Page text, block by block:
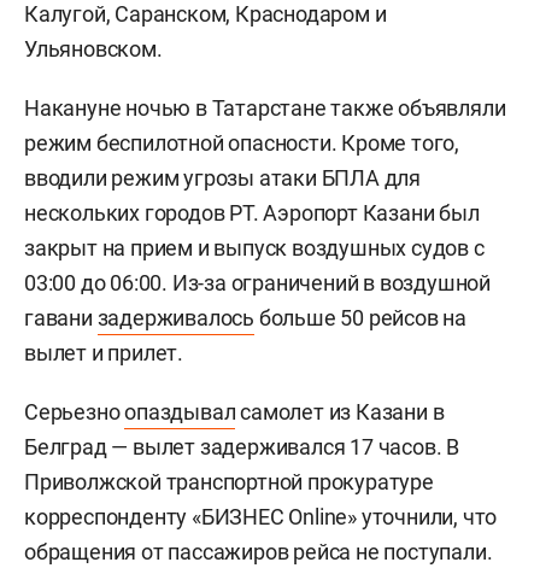
Калугой, Саранском, Краснодаром и
Ульяновском.
Накануне ночью в Татарстане также объявляли
режим беспилотной опасности. Кроме того,
вводили режим угрозы атаки БПЛА для
нескольких городов РТ. Аэропорт Казани был
закрыт на прием и выпуск воздушных судов с
03:00 до 06:00. Из-за ограничений в воздушной
гавани задерживалось больше 50 рейсов на
вылет и прилет.
Серьезноопаздывалсамолет из Казани в
Белград — вылет задерживался 17 часов. В
Приволжской транспортной прокуратуре
корреспонденту «БИЗНЕС Online» уточнили, что
обращения от пассажиров рейса не поступали.